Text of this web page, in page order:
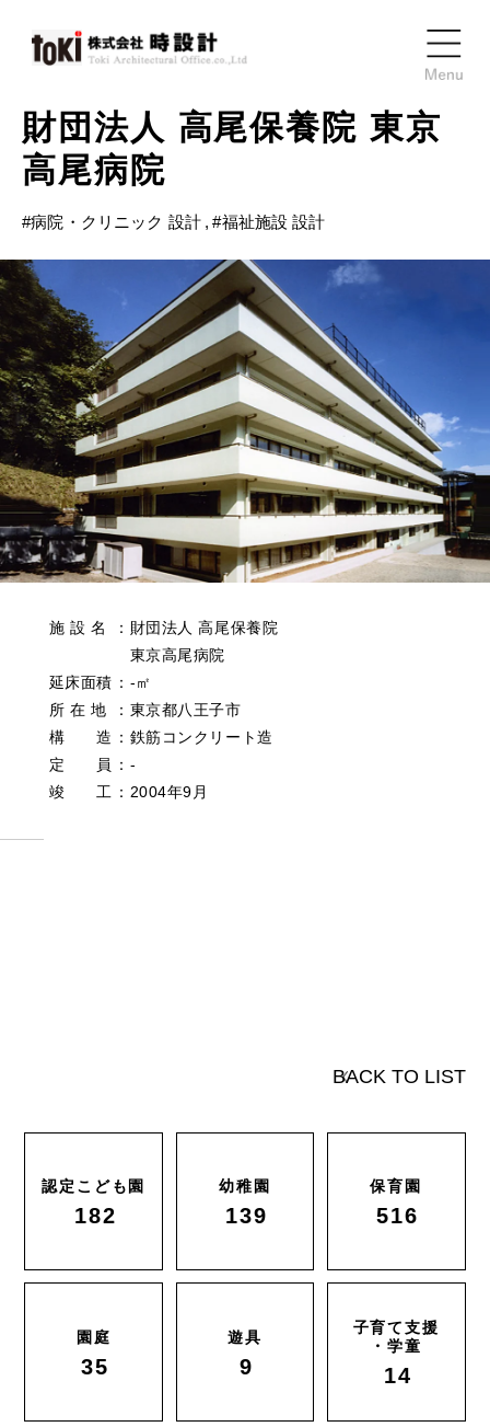
財団法人 高尾保養院 東京
高尾病院
#病院・クリニック 設計 #福祉施設 設計
施 設 名 ： 財団法人 高尾保養院
東京高尾病院
延床面積 ： ‐㎡
所 在 地
： 東京都八王子市
構 造 ： 鉄筋コンクリート造
定 員
： ‐
竣 工 ： 2004年9月
BACK TO LIST
認定こども園
182
幼稚園
139
保育園
516
園庭
35
遊具
9
子育て支援
・学童
14